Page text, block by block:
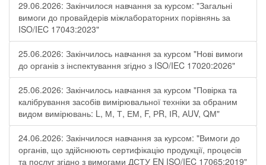
29.06.2026: Закінчилося навчання за курсом: "Загальні
вимоги до провайдерів міжлабораторних порівнянь за
ISO/IEC 17043:2023"
25.06.2026: Закінчилось навчання за курсом "Нові вимоги
до органів з інспектування згідно з ISO/IEC 17020:2026"
25.06.2026: Закінчилось навчання за курсом "Повірка та
калібрування засобів вимірювальної техніки за обраним
видом вимірювань: L, М, Т, ЕМ, F, РR, ІR, АUV, QМ"
24.06.2026: Закінчилося навчання за курсом: "Вимоги до
органів, що здійснюють сертифікацію продукції, процесів
та послуг згідно з вимогами ДСТУ EN ISO/IEC 17065:2019"